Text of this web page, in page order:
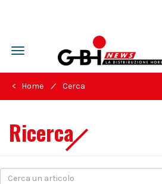
Toggle
navigation
< Home / Cerca
Ricerca